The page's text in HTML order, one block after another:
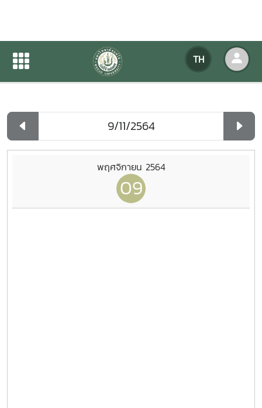
TH
ปฏิทินกิจกรรมของหน่วยงาน
ปฏิทินกิจกรรมของหน่วยงาน
พฤศจิกายน 2564
09